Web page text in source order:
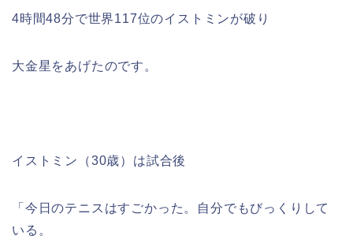
4時間48分で世界117位のイストミンが破り
大金星をあげたのです。
イストミン（30歳）は試合後
「今日のテニスはすごかった。自分でもびっくりして
いる。